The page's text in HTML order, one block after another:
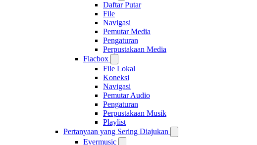
Daftar Putar
File
Navigasi
Pemutar Media
Pengaturan
Perpustakaan Media
Flacbox
File Lokal
Koneksi
Navigasi
Pemutar Audio
Pengaturan
Perpustakaan Musik
Playlist
Pertanyaan yang Sering Diajukan
Evermusic